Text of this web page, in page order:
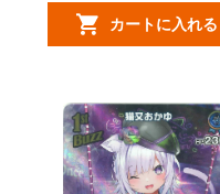
カートに入れる